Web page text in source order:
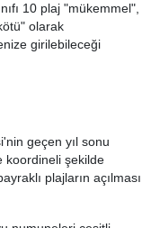
10 plaj "mükemmel",
olarak
girilebileceği
geçen yıl sonu
koordineli şekilde
plajların açılması